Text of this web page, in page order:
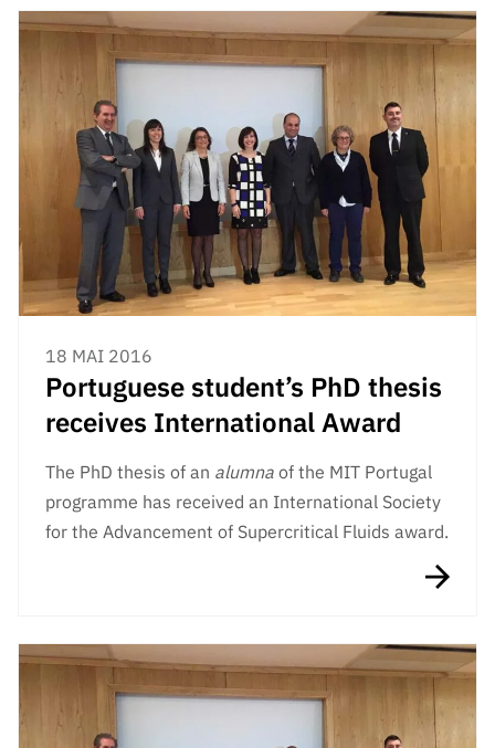
18 MAI 2016
Portuguese student’s PhD thesis
receives International Award
The PhD thesis of an alumna of the MIT Portugal
programme has received an International Society
for the Advancement of Supercritical Fluids award.